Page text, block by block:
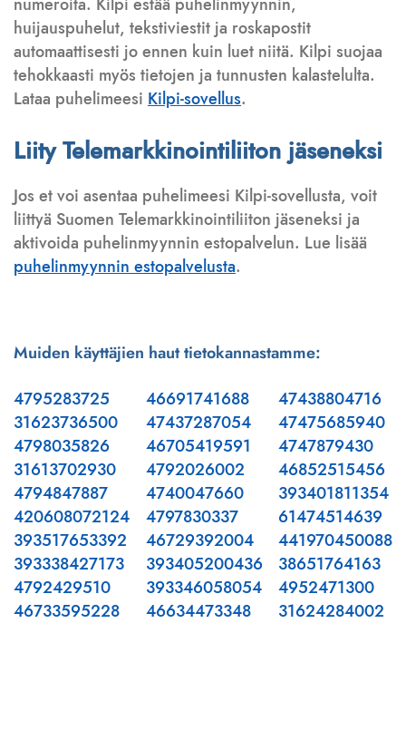
numeroita. Kilpi estää puhelinmyynnin,
huijauspuhelut, tekstiviestit ja roskapostit
automaattisesti jo ennen kuin luet niitä. Kilpi suojaa
tehokkaasti myös tietojen ja tunnusten kalastelulta.
Lataa puhelimeesi Kilpi-sovellus.
Liity Telemarkkinointiliiton jäseneksi
Jos et voi asentaa puhelimeesi Kilpi-sovellusta, voit
liittyä Suomen Telemarkkinointiliiton jäseneksi ja
aktivoida puhelinmyynnin estopalvelun. Lue lisää
puhelinmyynnin estopalvelusta.
Muiden käyttäjien haut tietokannastamme:
4795283725
31623736500
4798035826
31613702930
4794847887
420608072124
393517653392
393338427173
4792429510
46733595228
46691741688
47437287054
46705419591
4792026002
4740047660
4797830337
46729392004
393405200436
393346058054
46634473348
47438804716
47475685940
4747879430
46852515456
393401811354
61474514639
441970450088
38651764163
4952471300
31624284002